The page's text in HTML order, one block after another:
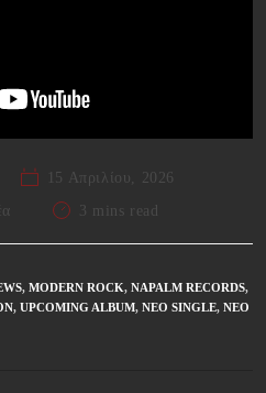
15 Απριλίου, 2026
3 mins read
, MODERN ROCK, NAPALM RECORDS,
, UPCOMING ALBUM, ΝΈΟ SINGLE, ΝΈΟ